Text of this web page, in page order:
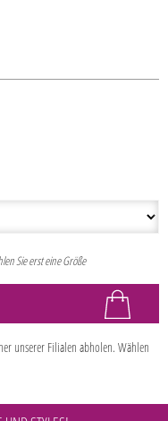
Sie erst eine Größe
unserer Filialen abholen. Wählen